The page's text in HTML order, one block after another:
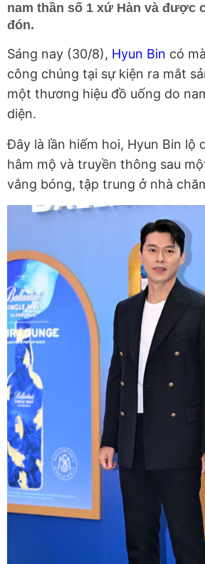
nam thần số 1 xứ Hàn và được
đón.
Sáng nay (30/8), Hyun Bin có
công chúng tại sự kiện ra mắt
một thương hiệu đồ uống do
diện.
Đây là lần hiếm hoi, Hyun Bin lộ
hâm mộ và truyền thông sau
vắng bóng, tập trung ở nhà